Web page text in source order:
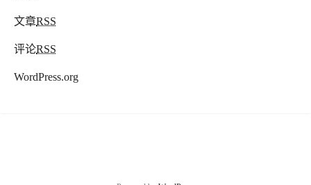
文章RSS
评论RSS
WordPress.org